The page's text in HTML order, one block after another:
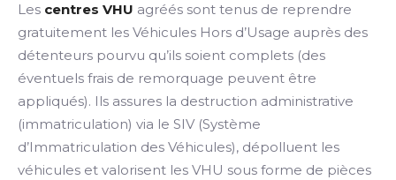
Les centres VHU agréés sont tenus de reprendre
gratuitement les Véhicules Hors d’Usage auprès des
détenteurs pourvu qu’ils soient complets (des
éventuels frais de remorquage peuvent être
appliqués). Ils assures la destruction administrative
(immatriculation) via le SIV (Système
d’Immatriculation des Véhicules), dépolluent les
véhicules et valorisent les VHU sous forme de pièces